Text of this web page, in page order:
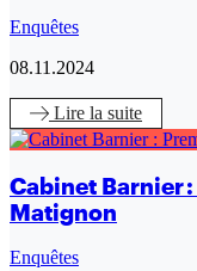
Enquêtes
08.11.2024
Lire la suite
Cabinet Barnier
Matignon
Enquêtes